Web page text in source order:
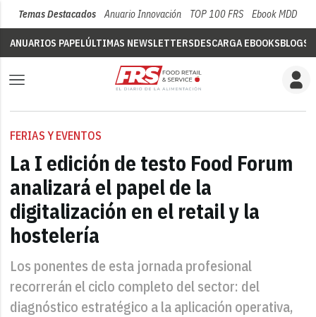
Temas Destacados Anuario Innovación TOP 100 FRS Ebook MDD
ANUARIOS PAPELÚLTIMAS NEWSLETTERSDESCARGA EBOOKSBLOGS
FERIAS Y EVENTOS
La I edición de testo Food Forum
analizará el papel de la
digitalización en el retail y la
hostelería
Los ponentes de esta jornada profesional
recorrerán el ciclo completo del sector: del
diagnóstico estratégico a la aplicación operativa,